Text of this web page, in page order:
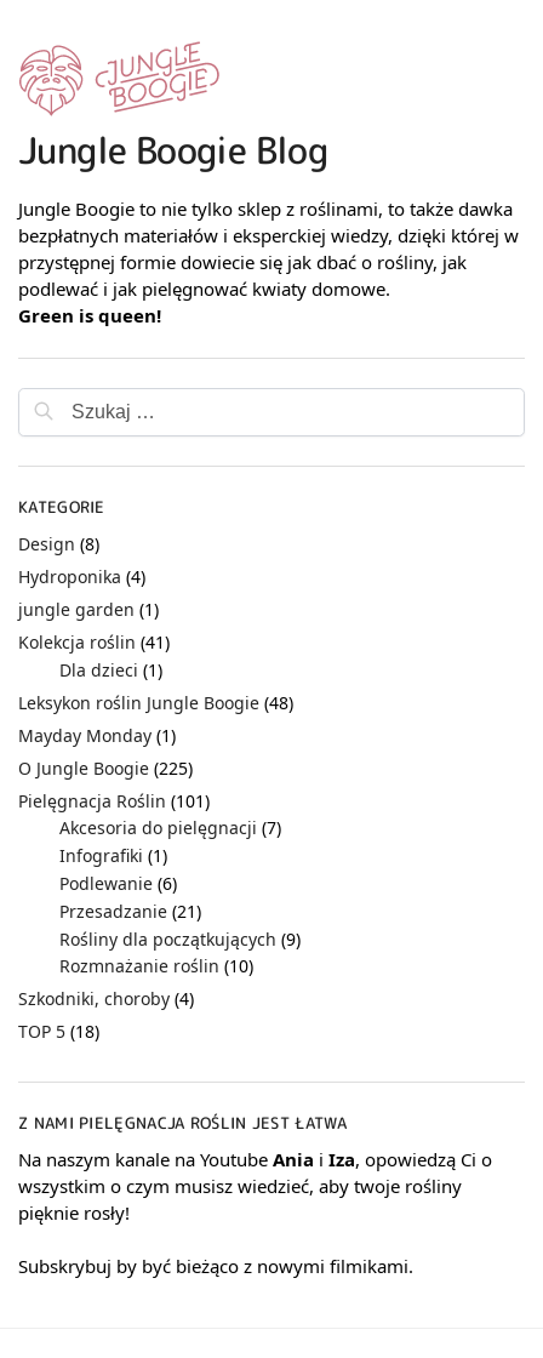
Jungle Boogie Blog
Jungle Boogie to nie tylko sklep z roślinami, to także dawka
bezpłatnych materiałów i eksperckiej wiedzy, dzięki której w
przystępnej formie dowiecie się jak dbać o rośliny, jak
podlewać i jak pielęgnować kwiaty domowe.
Green is queen!
KATEGORIE
Design (8)
Hydroponika (4)
jungle garden (1)
Kolekcja roślin (41)
Dla dzieci (1)
Leksykon roślin Jungle Boogie (48)
Mayday Monday (1)
O Jungle Boogie (225)
Pielęgnacja Roślin (101)
Akcesoria do pielęgnacji (7)
Infografiki (1)
Podlewanie (6)
Przesadzanie (21)
Rośliny dla początkujących (9)
Rozmnażanie roślin (10)
Szkodniki, choroby (4)
TOP 5 (18)
Z NAMI PIELĘGNACJA ROŚLIN JEST ŁATWA
Na naszym kanale na Youtube Ania i Iza, opowiedzą Ci o
wszystkim o czym musisz wiedzieć, aby twoje rośliny
pięknie rosły!
Subskrybuj by być bieżąco z nowymi filmikami.